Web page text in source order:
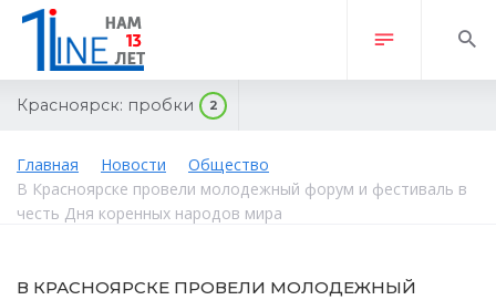
Красноярск: пробки 2
Главная Новости
Общество
В Красноярске провели молодежный форум и фестиваль в
честь Дня коренных народов мира
В КРАСНОЯРСКЕ ПРОВЕЛИ МОЛОДЕЖНЫЙ